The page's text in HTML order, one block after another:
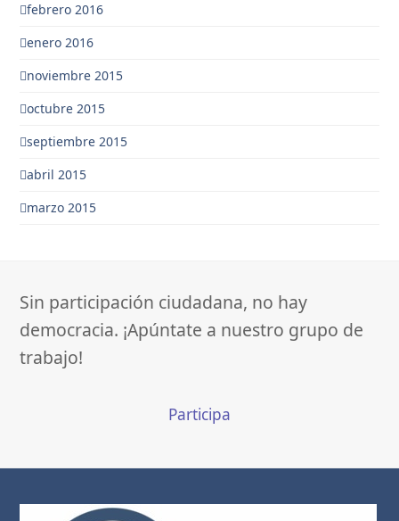
febrero 2016
enero 2016
noviembre 2015
octubre 2015
septiembre 2015
abril 2015
marzo 2015
Sin participación ciudadana, no hay
democracia. ¡Apúntate a nuestro grupo de
trabajo!
Participa